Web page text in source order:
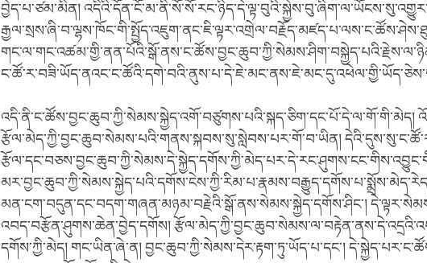
བྱེད་པ་ཙམ་མིན།
འདི་ནི་ང་ཚོས་བྱང་ཆུབ་ཀྱི་སེམས་སྐྱེད་འགོ་བཙུགས་པའི་སྐད་ཅིག་དང་པོ་དེ་ལ་གོ་གི་མེད།
རྩོལ་མེད་ཀྱི་བྱང་ཆུབ་སེམས་པའི་གནས་སྐབས་སུ་སླེབས་པར་གོ་བ་ཡིན།
མན་ངག་བདུན་དང་བདག་གཞན་མཉམ་བརྗེའི་སྒོ་ནས་སེམས་སྐྱེད་དགོས་ཤིང་།
འབད་བརྩོན་ཤུགས་ཆེན་བྱེད་དགོས།
དགོས་ཀྱི་མེད། གང་ཡིན་ཞེ་ན། བྱང་ཆུབ་ཀྱི་སེམས་དེར་རྟག་ཏུ་ཡོད་པ་དང་།